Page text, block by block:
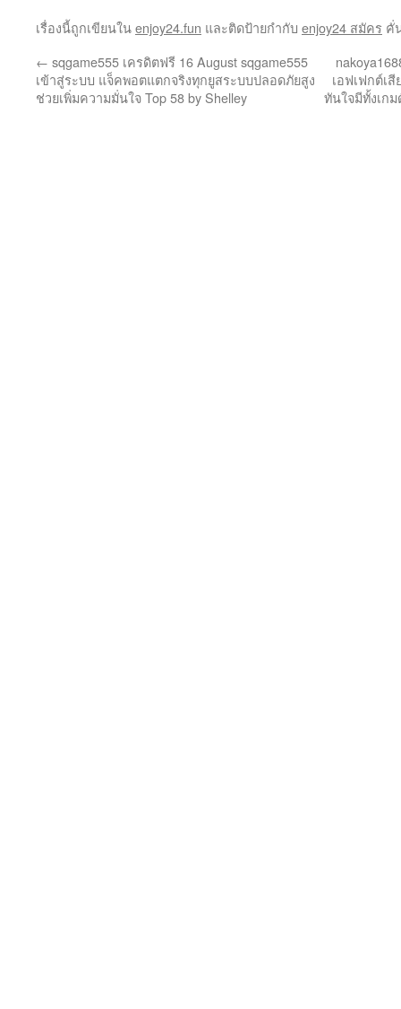
เรื่องนี้ถูกเขียนในenjoy24.fun และติดป้ายกำกับ enjoy24 สมัคร คั่
← sqgame555 เครดิตฟรี 16 August sqgame555
เข้าสู่ระบบ แจ็คพอตแตกจริงทุกยูสระบบปลอดภัยสูง
ช่วยเพิ่มความมั่นใจ Top 58 by Shelley
เอฟเฟกต์เ
ทันใจมีทั้งเกม